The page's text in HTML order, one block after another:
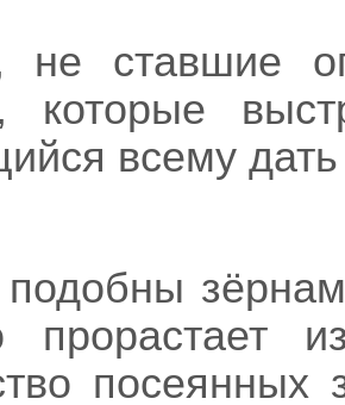
не ставшие
которые
всему
подобны
прорастает
посеянных